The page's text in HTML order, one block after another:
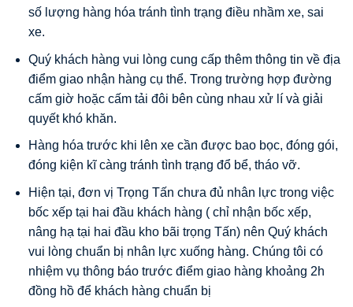
số lượng hàng hóa tránh tình trạng điều nhầm xe, sai
xe.
Quý khách hàng vui lòng cung cấp thêm thông tin về địa
điểm giao nhận hàng cụ thể. Trong trường hợp đường
cấm giờ hoặc cấm tải đôi bên cùng nhau xử lí và giải
quyết khó khăn.
Hàng hóa trước khi lên xe cần được bao bọc, đóng gói,
đóng kiện kĩ càng tránh tình trạng đổ bể, tháo vỡ.
Hiện tại, đơn vị Trọng Tấn chưa đủ nhân lực trong việc
bốc xếp tại hai đầu khách hàng ( chỉ nhận bốc xếp,
nâng hạ tại hai đầu kho bãi trọng Tấn) nên Quý khách
vui lòng chuẩn bị nhân lực xuống hàng. Chúng tôi có
nhiệm vụ thông báo trước điểm giao hàng khoảng 2h
đồng hồ để khách hàng chuẩn bị